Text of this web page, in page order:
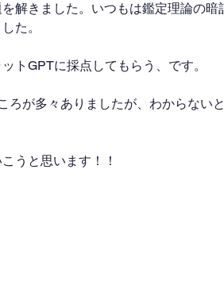
解きました。いつもは鑑定理論の暗
た。
トGPTに採点してもらう、です。
が多々ありましたが、わからない
うと思います！！